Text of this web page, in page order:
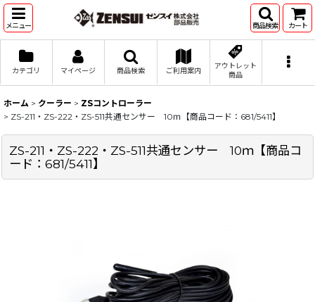
メニュー 商品検索 カート
カテゴリ マイページ 商品検索 ご利用案内
アウトレット
商品
ホーム > クーラー > ZSコントローラー
> ZS-211・ZS-222・ZS-511共通センサー 10ｍ【商品コード：681/5411】
ZS-211・ZS-222・ZS-511共通センサー 10ｍ【商品コ
ード：681/5411】